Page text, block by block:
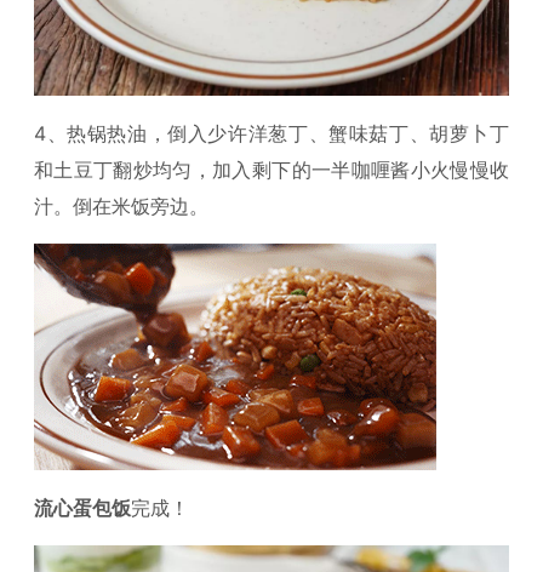
4、热锅热油，倒入少许洋葱丁、蟹味菇丁、胡萝卜丁
和土豆丁翻炒均匀，加入剩下的一半咖喱酱小火慢慢收
汁。倒在米饭旁边。
流心蛋包饭完成！